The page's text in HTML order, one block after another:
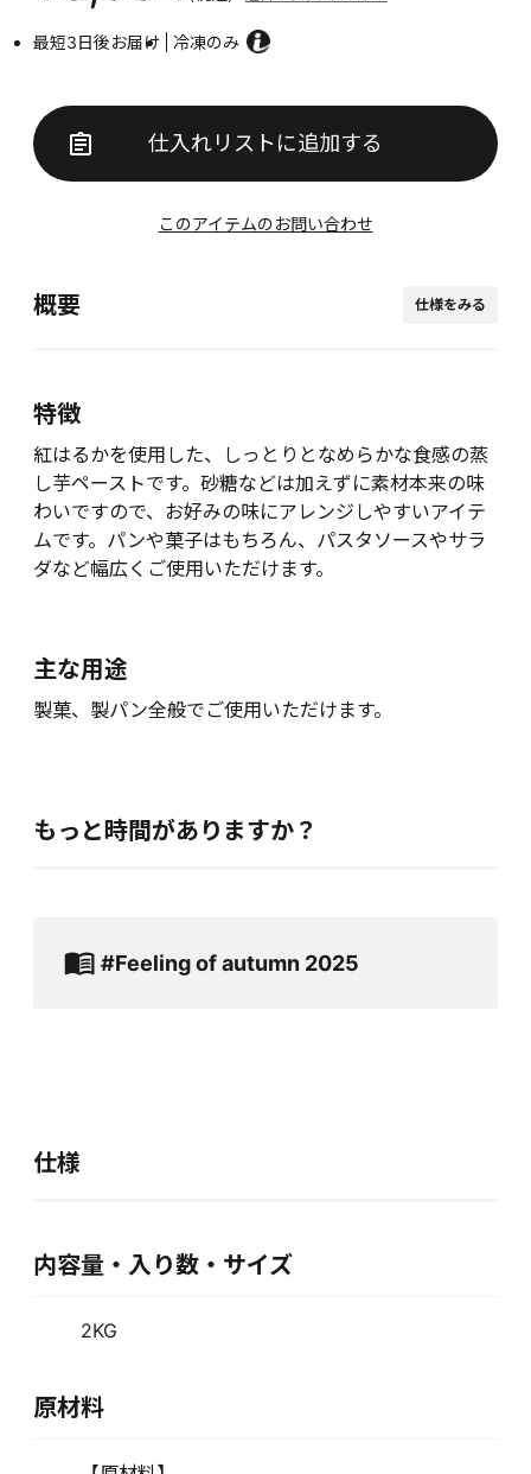
最短3日後お届け 冷凍のみ
仕入れリストに追加する
このアイテムのお問い合わせ
概要 仕様をみる
特徴
紅はるかを使用した、しっとりとなめらかな食感の蒸
し芋ペーストです。砂糖などは加えずに素材本来の味
わいですので、お好みの味にアレンジしやすいアイテ
ムです。パンや菓子はもちろん、パスタソースやサラ
ダなど幅広くご使用いただけます。
主な用途
製菓、製パン全般でご使用いただけます。
もっと時間がありますか？
#Feeling of autumn 2025
仕様
内容量・入り数・サイズ
2KG
原材料